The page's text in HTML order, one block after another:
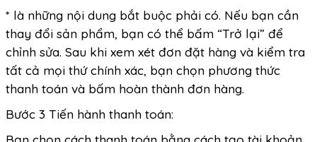
* là những nội dung bắt buộc phải có. Nếu bạn cần
thay đổi sản phẩm, bạn có thể bấm “Trở lại” để
chỉnh sửa. Sau khi xem xét đơn đặt hàng và kiểm tra
tất cả mọi thứ chính xác, bạn chọn phương thức
thanh toán và bấm hoàn thành đơn hàng.
Bước 3 Tiến hành thanh toán: